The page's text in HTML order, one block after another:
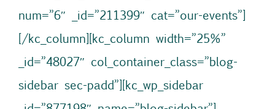
num=”6″ _id=”211399″ cat=”our-events”]
[/kc_column][kc_column width=”25%”
_id=”48027″ col_container_class=”blog-
sidebar sec-padd”][kc_wp_sidebar